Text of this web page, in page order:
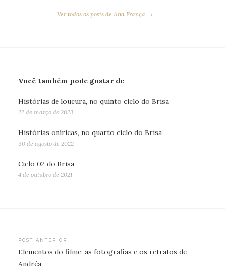
Ver todos os posts de Ana França →
Você também pode gostar de
Histórias de loucura, no quinto ciclo do Brisa
22 de março de 2023
Histórias oníricas, no quarto ciclo do Brisa
30 de agosto de 2022
Ciclo 02 do Brisa
4 de outubro de 2021
Navegação
de
POST ANTERIOR
Elementos do filme: as fotografias e os retratos de
Andréa